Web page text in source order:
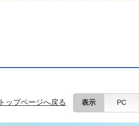
トップページへ戻る 表示 PC